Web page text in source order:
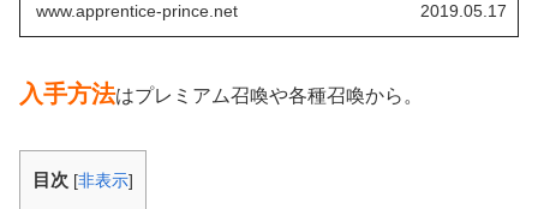
www.apprentice-prince.net 2019.05.17
入手方法はプレミアム召喚や各種召喚から。
目次 [非表示]